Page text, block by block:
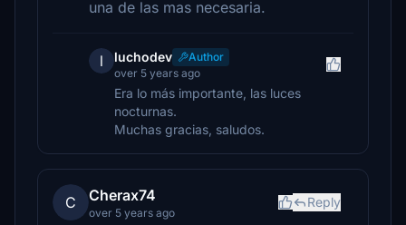
una de las mas necesaria.
l luchodev
Author
over 5 years ago
Era lo más importante, las luces
nocturnas.
Muchas gracias, saludos.
C Cherax74
over 5 years ago
Reply